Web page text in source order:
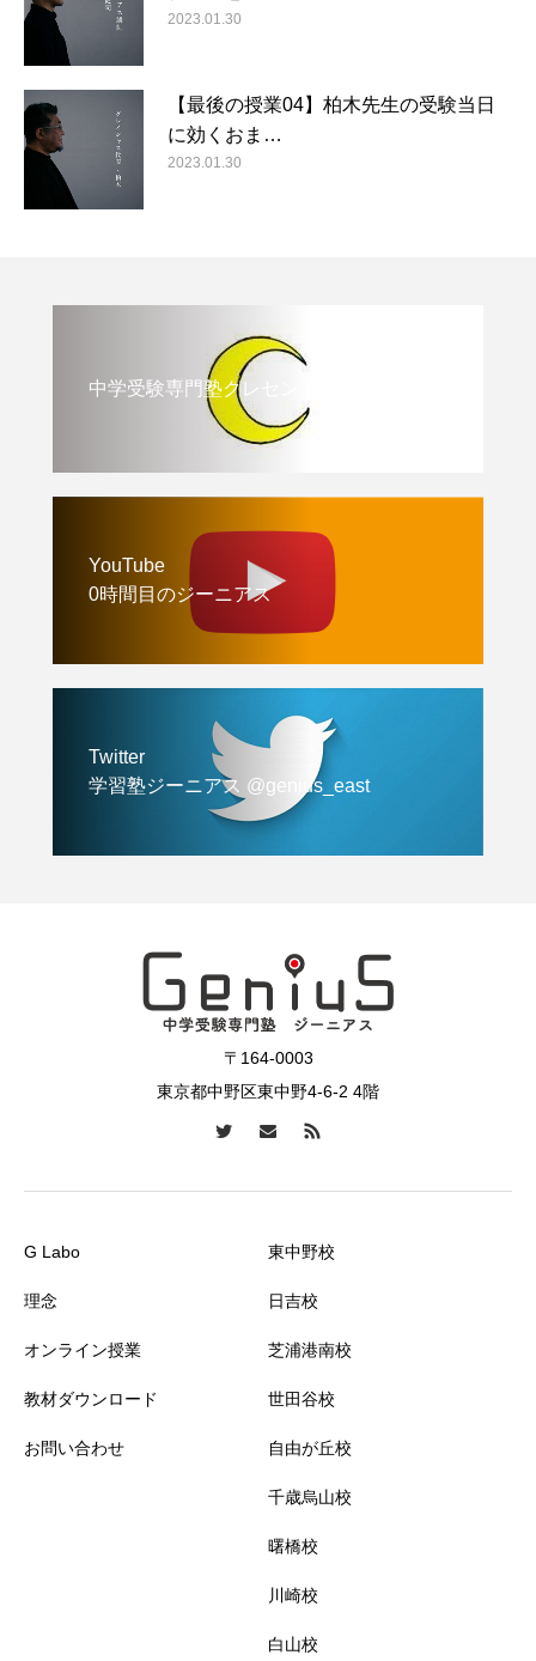
2023.01.30
【最後の授業04】柏木先生の受験当日
に効くおま…
2023.01.30
中学受験専門塾クレセント
YouTube
0時間目のジーニアス
Twitter
学習塾ジーニアス @genius_east
〒164-0003
東京都中野区東中野4-6-2 4階
G Labo
理念
オンライン授業
教材ダウンロード
お問い合わせ
東中野校
日吉校
芝浦港南校
世田谷校
自由が丘校
千歳烏山校
曙橋校
川崎校
白山校